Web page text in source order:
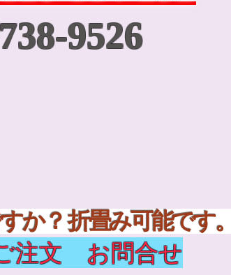
9526
ですか？ 折畳
注文 お問合せ